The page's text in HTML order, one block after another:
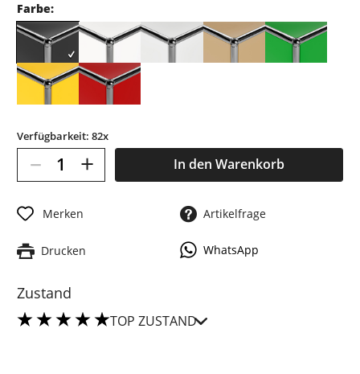
Farbe:
Verfügbarkeit: 82x
– + In den Warenkorb
Merken Artikelfrage
Drucken WhatsApp
Zustand
TOP ZUSTAND